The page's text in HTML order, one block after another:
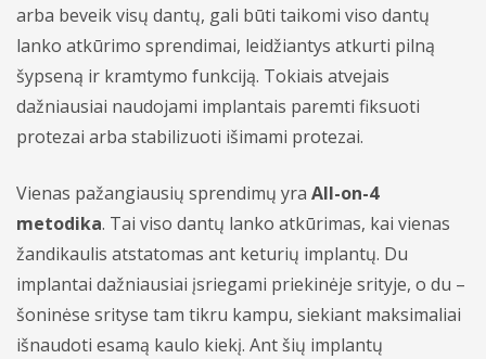
arba beveik visų dantų, gali būti taikomi viso dantų
lanko atkūrimo sprendimai, leidžiantys atkurti pilną
šypseną ir kramtymo funkciją. Tokiais atvejais
dažniausiai naudojami implantais paremti fiksuoti
protezai arba stabilizuoti išimami protezai.
Vienas pažangiausių sprendimų yra All-on-4
metodika. Tai viso dantų lanko atkūrimas, kai vienas
žandikaulis atstatomas ant keturių implantų. Du
implantai dažniausiai įsriegami priekinėje srityje, o du –
šoninėse srityse tam tikru kampu, siekiant maksimaliai
išnaudoti esamą kaulo kiekį. Ant šių implantų